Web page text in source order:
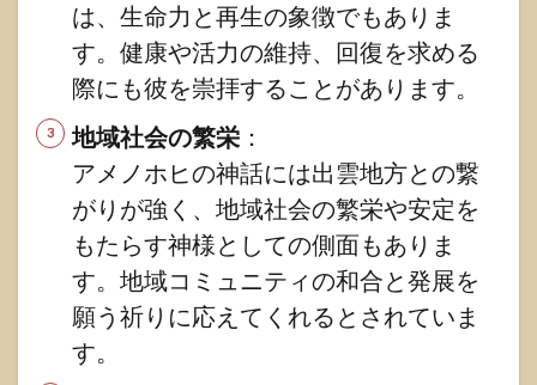
は、生命力と再生の象徴でもありま
す。健康や活力の維持、回復を求める
際にも彼を崇拝することがあります。
地域社会の繁栄：
アメノホヒの神話には出雲地方との繋
がりが強く、地域社会の繁栄や安定を
もたらす神様としての側面もありま
す。地域コミュニティの和合と発展を
願う祈りに応えてくれるとされていま
す。